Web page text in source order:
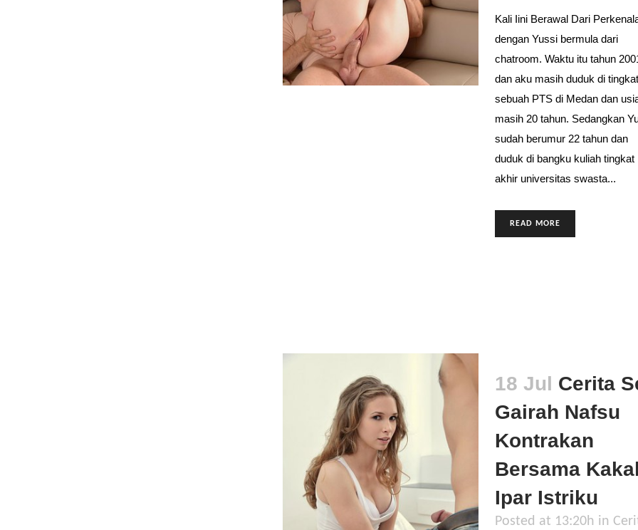
Kali Iini Berawal Dari
dengan Yussi bermula dari
chatroom. Waktu itu tahun
dan aku masih duduk di
sebuah PTS di Medan dan
masih 20 tahun. Sedangkan
sudah berumur 22 tahun dan
duduk di bangku kuliah tingkat
akhir universitas swasta...
READ MORE
18 Jul Cerita
Gairah Nafsu
Kontrakan
Bersama
Ipar Istriku
Posted at 13:20h in